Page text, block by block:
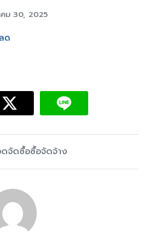
ม 30, 2025
ด
จัดซื้อซื้อจัดจ้าง